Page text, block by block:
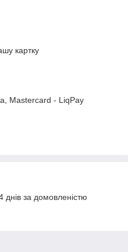
картку
Mastercard - LiqPay
за домовленістю